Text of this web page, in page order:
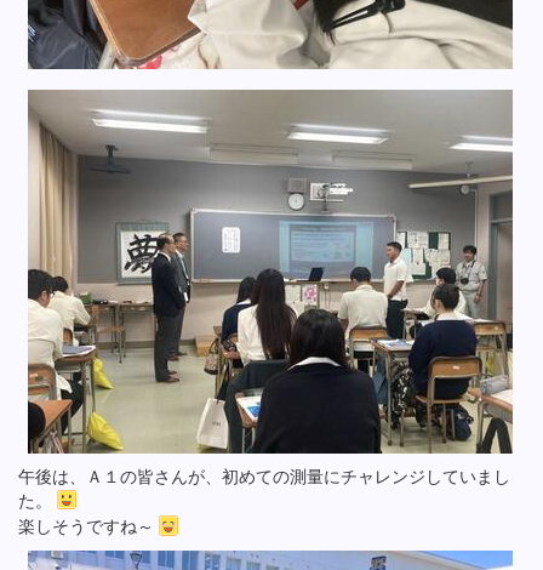
午後は、Ａ１の皆さんが、初めての測量にチャレンジしていまし
た。
楽しそうですね～